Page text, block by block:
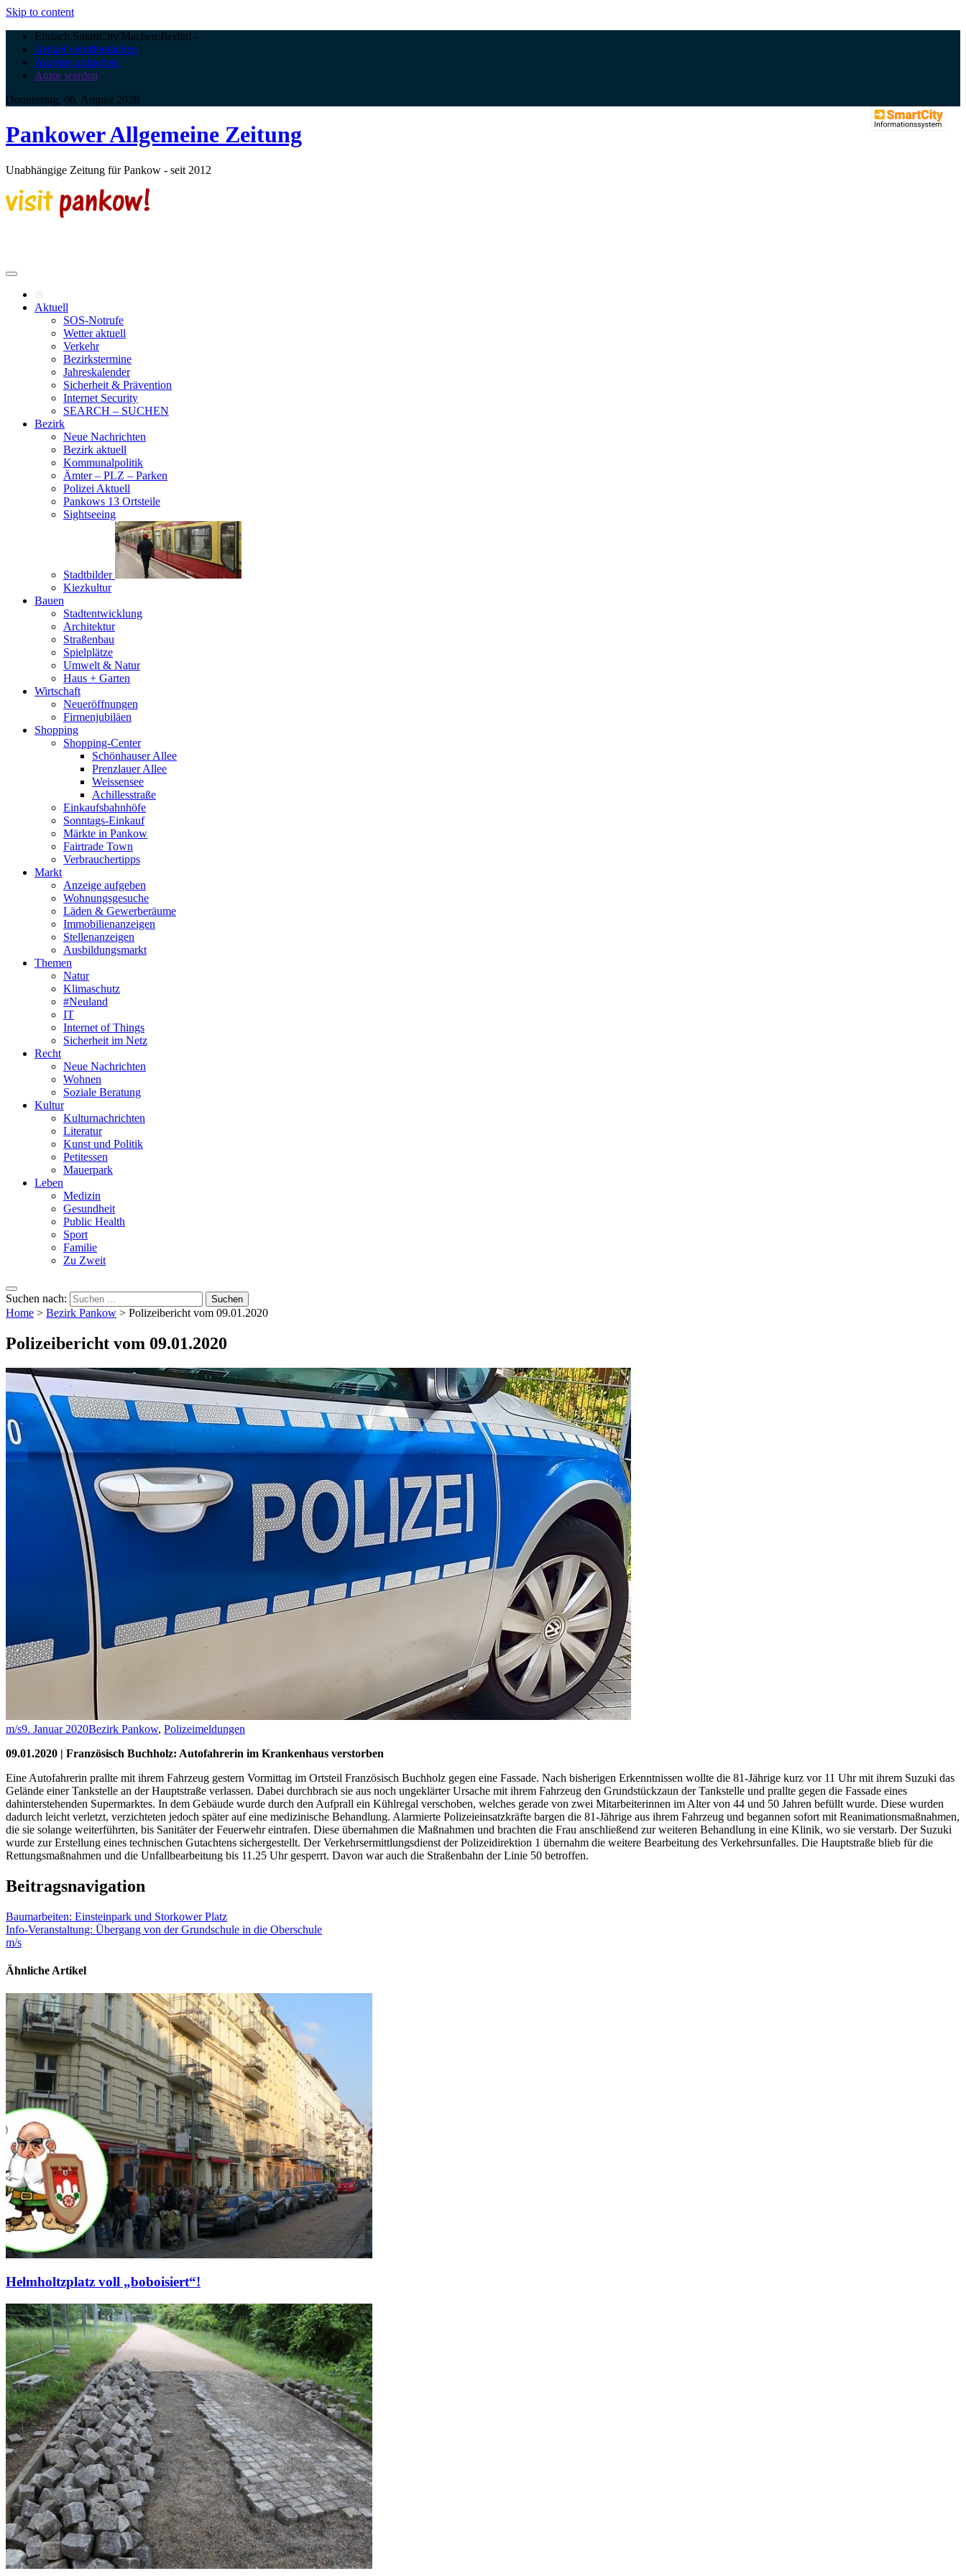
Skip to content
Einfach.SmartCity.Machen:Berlin! -
Artikel veröffentlichen |
Anzeige aufgeben |
Autor werden
Donnerstag, 06. August 2026
Pankower Allgemeine Zeitung
Unabhängige Zeitung für Pankow - seit 2012
Aktuell
SOS-Notrufe
Wetter aktuell
Verkehr
Bezirkstermine
Jahreskalender
Sicherheit & Prävention
Internet Security
SEARCH – SUCHEN
Bezirk
Neue Nachrichten
Bezirk aktuell
Kommunalpolitik
Ämter – PLZ – Parken
Polizei Aktuell
Pankows 13 Ortsteile
Sightseeing
Stadtbilder
Kiezkultur
Bauen
Stadtentwicklung
Architektur
Straßenbau
Spielplätze
Umwelt & Natur
Haus + Garten
Wirtschaft
Neueröffnungen
Firmenjubiläen
Shopping
Shopping-Center
Schönhauser Allee
Prenzlauer Allee
Weissensee
Achillesstraße
Einkaufsbahnhöfe
Sonntags-Einkauf
Märkte in Pankow
Fairtrade Town
Verbrauchertipps
Markt
Anzeige aufgeben
Wohnungsgesuche
Läden & Gewerberäume
Immobilienanzeigen
Stellenanzeigen
Ausbildungsmarkt
Themen
Natur
Klimaschutz
#Neuland
IT
Internet of Things
Sicherheit im Netz
Recht
Neue Nachrichten
Wohnen
Soziale Beratung
Kultur
Kulturnachrichten
Literatur
Kunst und Politik
Petitessen
Mauerpark
Leben
Medizin
Gesundheit
Public Health
Sport
Familie
Zu Zweit
Suchen nach:
Home > Bezirk Pankow > Polizeibericht vom 09.01.2020
Polizeibericht vom 09.01.2020
m/s9. Januar 2020Bezirk Pankow, Polizeimeldungen
09.01.2020 | Französisch Buchholz: Autofahrerin im Krankenhaus verstorben
Eine Autofahrerin prallte mit ihrem Fahrzeug gestern Vormittag im Ortsteil Französisch Buchholz gegen eine Fassade. Nach bisherigen Erkenntnissen wollte die 81-Jährige kurz vor 11 Uhr mit ihrem Suzuki das
Gelände einer Tankstelle an der Hauptstraße verlassen. Dabei durchbrach sie aus noch ungeklärter Ursache mit ihrem Fahrzeug den Grundstückzaun der Tankstelle und prallte gegen die Fassade eines
dahinterstehenden Supermarktes. In dem Gebäude wurde durch den Aufprall ein Kühlregal verschoben, welches gerade von zwei Mitarbeiterinnen im Alter von 44 und 50 Jahren befüllt wurde. Diese wurden
dadurch leicht verletzt, verzichteten jedoch später auf eine medizinische Behandlung. Alarmierte Polizeieinsatzkräfte bargen die 81-Jährige aus ihrem Fahrzeug und begannen sofort mit Reanimationsmaßnahmen,
die sie solange weiterführten, bis Sanitäter der Feuerwehr eintrafen. Diese übernahmen die Maßnahmen und brachten die Frau anschließend zur weiteren Behandlung in eine Klinik, wo sie verstarb. Der Suzuki
wurde zur Erstellung eines technischen Gutachtens sichergestellt. Der Verkehrsermittlungsdienst der Polizeidirektion 1 übernahm die weitere Bearbeitung des Verkehrsunfalles. Die Hauptstraße blieb für die
Rettungsmaßnahmen und die Unfallbearbeitung bis 11.25 Uhr gesperrt. Davon war auch die Straßenbahn der Linie 50 betroffen.
Beitragsnavigation
Baumarbeiten: Einsteinpark und Storkower Platz
Info-Veranstaltung: Übergang von der Grundschule in die Oberschule
m/s
Ähnliche Artikel
Helmholtzplatz voll „boboisiert“!